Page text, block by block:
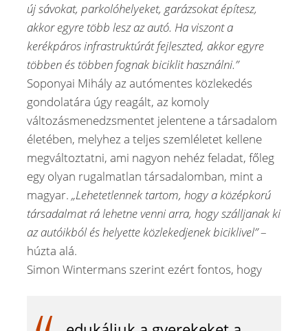
új sávokat, parkolóhelyeket, garázsokat építesz,
akkor egyre több lesz az autó. Ha viszont a
kerékpáros infrastruktúrát fejleszted, akkor egyre
többen és többen fognak biciklit használni.”
Soponyai Mihály az autómentes közlekedés
gondolatára úgy reagált, az komoly
változásmenedzsmentet jelentene a társadalom
életében, melyhez a teljes szemléletet kellene
megváltoztatni, ami nagyon nehéz feladat, főleg
egy olyan rugalmatlan társadalomban, mint a
magyar. „Lehetetlennek tartom, hogy a középkorú
társadalmat rá lehetne venni arra, hogy szálljanak ki
az autóikból és helyette közlekedjenek biciklivel”–
húzta alá.
Simon Wintermans szerint ezért fontos, hogy